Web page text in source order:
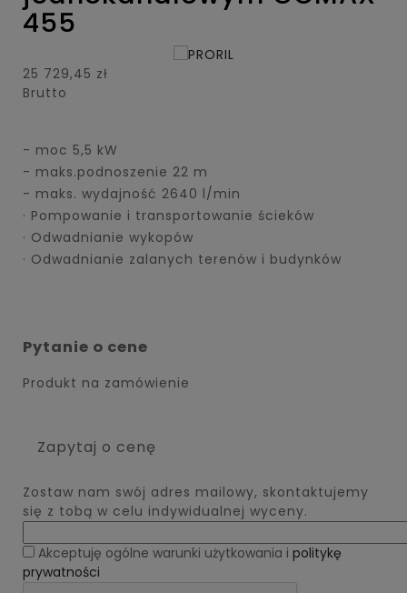
455
25 729,45 zł
Brutto
- moc 5,5 kW
- maks.podnoszenie 22 m
- maks. wydajność 2640 l/min
· Pompowanie i transportowanie ścieków
· Odwadnianie wykopów
· Odwadnianie zalanych terenów i budynków
Pytanie o cene
Produkt na zamówienie
Zapytaj o cenę
Zostaw nam swój adres mailowy, skontaktujemy
się z tobą w celu indywidualnej wyceny.
Akceptuję ogólne warunki użytkowania i politykę
prywatności